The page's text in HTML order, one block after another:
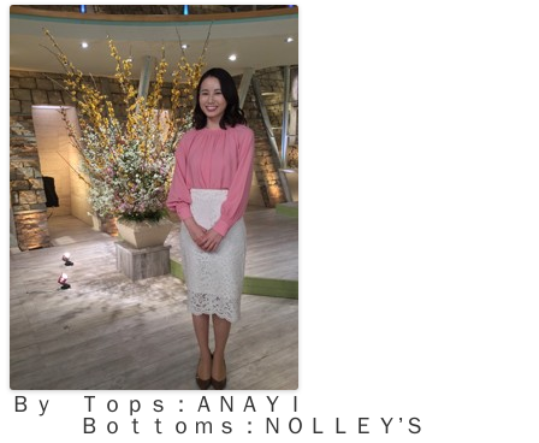
Ｂｙ Ｔｏｐｓ：ＡＮＡＹＩ
Ｂｏｔｔｏｍｓ：ＮＯＬＬＥＹ’Ｓ